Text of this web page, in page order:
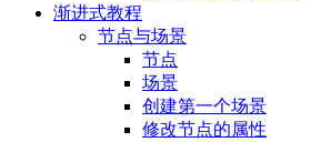
渐进式教程
节点与场景
节点
场景
创建第一个场景
修改节点的属性